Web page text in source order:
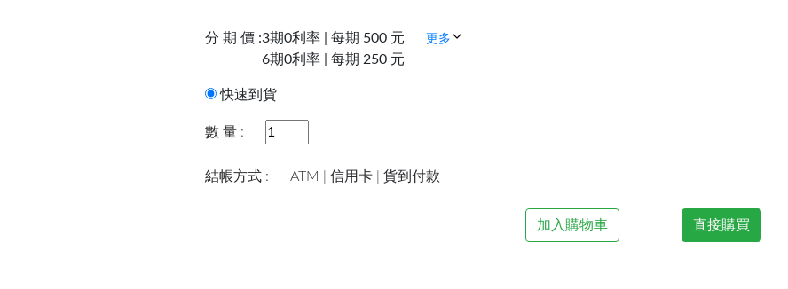
分 期 價 :3期0利率 | 每期 500 元
6期0利率 | 每期 250 元
更多
快速到貨
數 量 :
結帳方式 : ATM | 信用卡 | 貨到付款
加入購物車 直接購買